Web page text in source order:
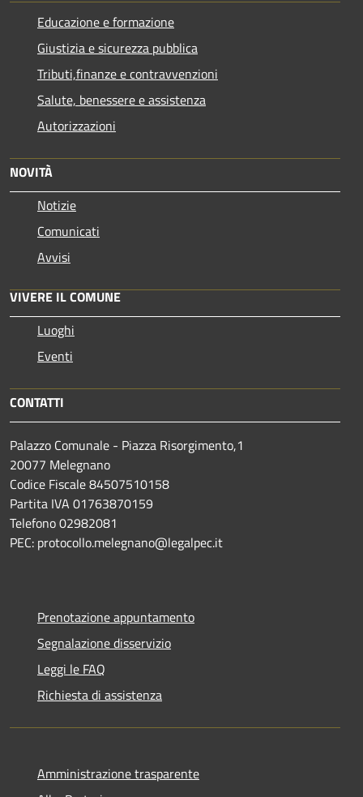
Educazione e formazione
Giustizia e sicurezza pubblica
Tributi,finanze e contravvenzioni
Salute, benessere e assistenza
Autorizzazioni
NOVITÀ
Notizie
Comunicati
Avvisi
VIVERE IL COMUNE
Luoghi
Eventi
CONTATTI
Palazzo Comunale - Piazza Risorgimento,1
20077 Melegnano
Codice Fiscale 84507510158
Partita IVA 01763870159
Telefono 02982081
PEC: protocollo.melegnano@legalpec.it
Prenotazione appuntamento
Segnalazione disservizio
Leggi le FAQ
Richiesta di assistenza
Amministrazione trasparente